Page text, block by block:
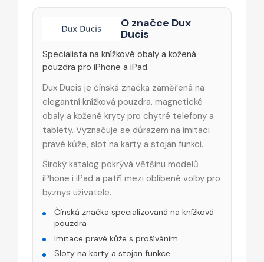
O značce Dux
Ducis
Specialista na knížkové obaly a kožená
pouzdra pro iPhone a iPad.
Dux Ducis je čínská značka zaměřená na
elegantní knížková pouzdra, magnetické
obaly a kožené kryty pro chytré telefony a
tablety. Vyznačuje se důrazem na imitaci
pravé kůže, slot na karty a stojan funkci.
Široký katalog pokrývá většinu modelů
iPhone i iPad a patří mezi oblíbené volby pro
byznys uživatele.
Čínská značka specializovaná na knížková
pouzdra
Imitace pravé kůže s prošíváním
Sloty na karty a stojan funkce